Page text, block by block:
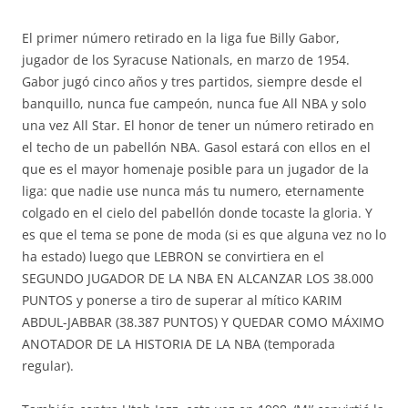
El primer número retirado en la liga fue Billy Gabor,
jugador de los Syracuse Nationals, en marzo de 1954.
Gabor jugó cinco años y tres partidos, siempre desde el
banquillo, nunca fue campeón, nunca fue All NBA y solo
una vez All Star. El honor de tener un número retirado en
el techo de un pabellón NBA. Gasol estará con ellos en el
que es el mayor homenaje posible para un jugador de la
liga: que nadie use nunca más tu numero, eternamente
colgado en el cielo del pabellón donde tocaste la gloria. Y
es que el tema se pone de moda (si es que alguna vez no lo
ha estado) luego que LEBRON se convirtiera en el
SEGUNDO JUGADOR DE LA NBA EN ALCANZAR LOS 38.000
PUNTOS y ponerse a tiro de superar al mítico KARIM
ABDUL-JABBAR (38.387 PUNTOS) Y QUEDAR COMO MÁXIMO
ANOTADOR DE LA HISTORIA DE LA NBA (temporada
regular).